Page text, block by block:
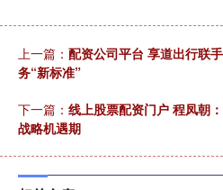
上一篇： 配资公司平台 享道出行联
务“新标准”
下一篇： 线上股票配资门户 程凤朝
战略机遇期